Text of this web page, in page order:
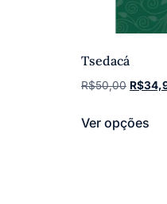
Tsedacá
R$50,00 R$
Ver opções